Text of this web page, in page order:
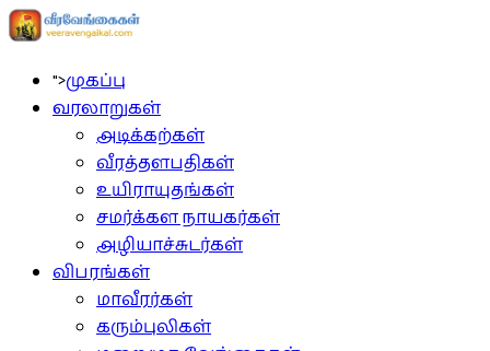
">முகப்பு
வரலாறுகள்
அடிக்கற்கள்
வீரத்தளபதிகள்
உயிராயுதங்கள்
சமர்க்கள நாயகர்கள்
அழியாச்சுடர்கள்
விபரங்கள்
மாவீரர்கள்
கரும்புலிகள்